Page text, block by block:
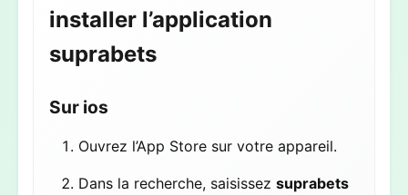
installer l’application
suprabets
Sur ios
Ouvrez l’App Store sur votre appareil.
Dans la recherche, saisissez suprabets